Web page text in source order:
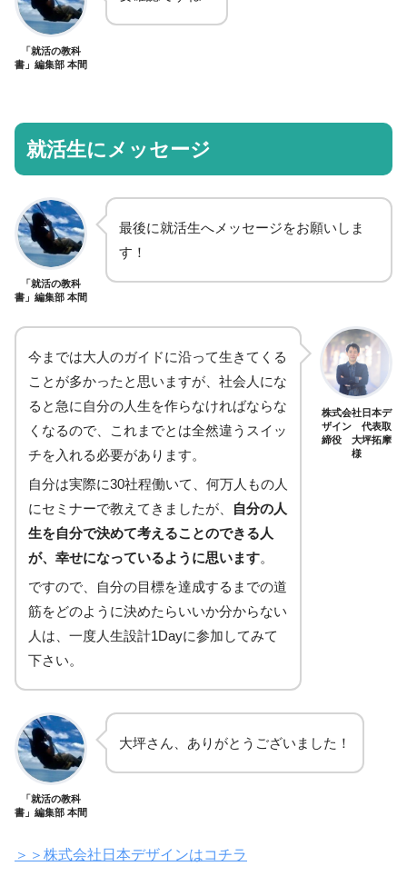
「就活の教科
書」編集部 本間
就活生にメッセージ
「就活の教科
書」編集部 本間
最後に就活生へメッセージをお願いしま
す！
今までは大人のガイドに沿って生きてくる
ことが多かったと思いますが、社会人にな
ると急に自分の人生を作らなければならな
くなるので、これまでとは全然違うスイッ
チを入れる必要があります。
自分は実際に30社程働いて、何万人もの人
にセミナーで教えてきましたが、
自分の人
生を自分で決めて考えることのできる人
が、幸せになっているように思います。
ですので、自分の目標を達成するまでの道
筋をどのように決めたらいいか分からない
人は、一度人生設計1Dayに参加してみて
下さい。
株式会社日本デ
ザイン 代表取
締役 大坪拓摩
様
「就活の教科
書」編集部 本間
大坪さん、ありがとうございました！
＞＞株式会社日本デザインはコチラ